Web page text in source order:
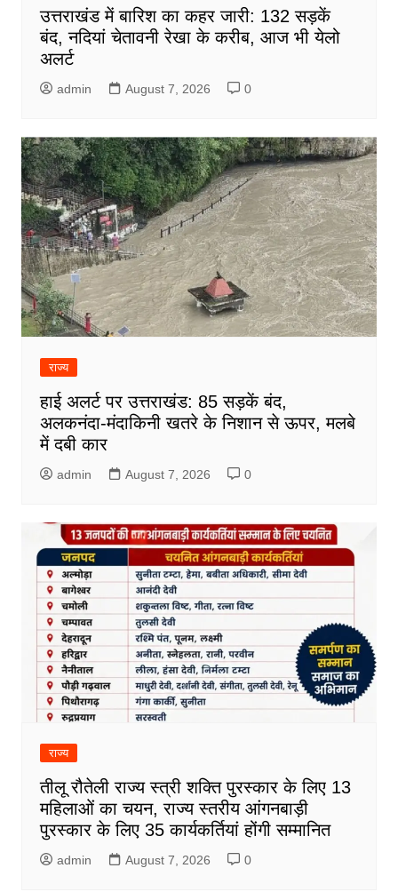
उत्तराखंड में बारिश का कहर जारी: 132 सड़कें
बंद, नदियां चेतावनी रेखा के करीब, आज भी येलो
अलर्ट
admin August 7, 2026 0
राज्य
हाई अलर्ट पर उत्तराखंड: 85 सड़कें बंद,
अलकनंदा-मंदाकिनी खतरे के निशान से ऊपर, मलबे
में दबी कार
admin August 7, 2026 0
राज्य
तीलू रौतेली राज्य स्त्री शक्ति पुरस्कार के लिए 13
महिलाओं का चयन, राज्य स्तरीय आंगनबाड़ी
पुरस्कार के लिए 35 कार्यकर्तियां होंगी सम्मानित
admin August 7, 2026 0